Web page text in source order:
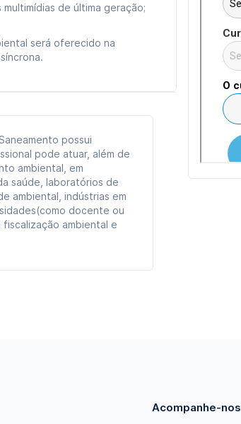
de última geração;
será oferecido na
possui
pode atuar, além de
ambiental, em
saúde, laboratórios de
ambiental, indústrias em
docente ou
ambiental e
Acompanhe-nos